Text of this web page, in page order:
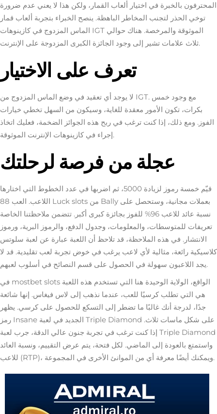
المحترفون بالخبرة في اختيار ألعاب القمار، ولكن هذا لا يعني عدم ضرورة
توخي الحذر لتجنب المخاطر الباهظة. ينصح الخبراء بتجربة ألعاب قمار
الماس المزدوج في كازينوهات IGT الموثوقة والمرخصة. هناك حوالي
ثلاث علامات تشير إلى وجود الجائزة الكبرى المزدوجة على الإنترنت.
تعرف على الاختيار
لا يوجد أي تعقيد في وضع الماس المزدوج من IGT. مع وجود خمس
بكرات، تكون الأمور معقدة للغاية، وسيكون من السهل تخطي خيارات
الفوز. ومع ذلك، إذا كنت ترغب في ربح هذه الجوائز الضخمة، فعليك اتخاذ
إجراء في كازينوهات الإنترنت الموثوقة.
عجلة من فرصة لرحلتك
قيّم خمسة رموز لزيادة 5000، ثم اضربها في عدد الخطوط التي اختارها
اللاعب. العب 88 Luck slots من Bally بعملات مجانية، وستحصل على
نسبة عائد للاعب 96% للفوز بجائزة كبرى أكبر. تتضمن ملاحظتنا الخاصة
تعريفات للمتوسطات، والمعلومات، وجدول الدفع، والرموز البرية، ورموز
الانتشار. في هذه الملاحظة، قد تلاحظ أن اللعبة عبارة عن لعبة سلوتس
كلاسيكية رائعة، مثالية لأي لاعب يرغب في خوض تجربة لعب تقليدية. قد لا
يجد اللاعبون سهولة في الحصول على قسم النصائح في أسلوب لعبهم.
mostbet slots
هي التي تطلب كرسيًا للعب، عندما نذهب إلى لاس فيغاس. إنها شائعة
جدًا، لدرجة أنك غالبًا ما تضطر إلى التسكع للحصول على كرسي. يظهر
رمز Insane الجديد في لعبة Triple Diamond على شكل ماسات ثلاث.
إذا كنت ترغب في تجربة جنون عالي الدقة، جرب لعبة Triple Diamond
واستمتع بالعودة إلى الماضي. لكل فتحة، يتم عرض التقييم، ونسبة العائد
للاعب (RTP)، ويمكنك أيضًا معرفة أي من الموانئ الأخرى في المجموعة.